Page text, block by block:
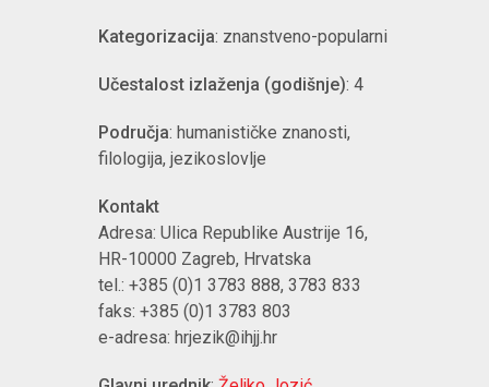
Kategorizacija: znanstveno-popularni
Učestalost izlaženja (godišnje): 4
Područja: humanističke znanosti,
filologija, jezikoslovlje
Kontakt
Adresa: Ulica Republike Austrije 16,
HR-10000 Zagreb, Hrvatska
tel.: +385 (0)1 3783 888, 3783 833
faks: +385 (0)1 3783 803
e-adresa: hrjezik@ihjj.hr